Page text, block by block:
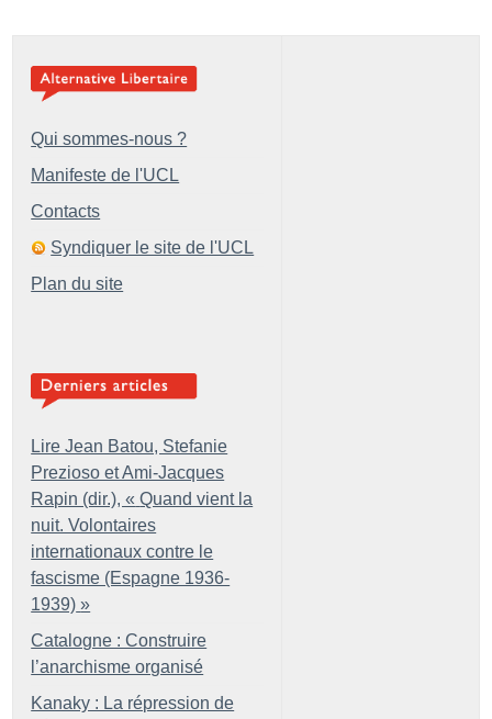
Qui sommes-nous ?
Manifeste de l'UCL
Contacts
Syndiquer le site de l'UCL
Plan du site
Lire Jean Batou, Stefanie
Prezioso et Ami-Jacques
Rapin (dir.), « Quand vient la
nuit. Volontaires
internationaux contre le
fascisme (Espagne 1936-
1939) »
Catalogne : Construire
l’anarchisme organisé
Kanaky : La répression de